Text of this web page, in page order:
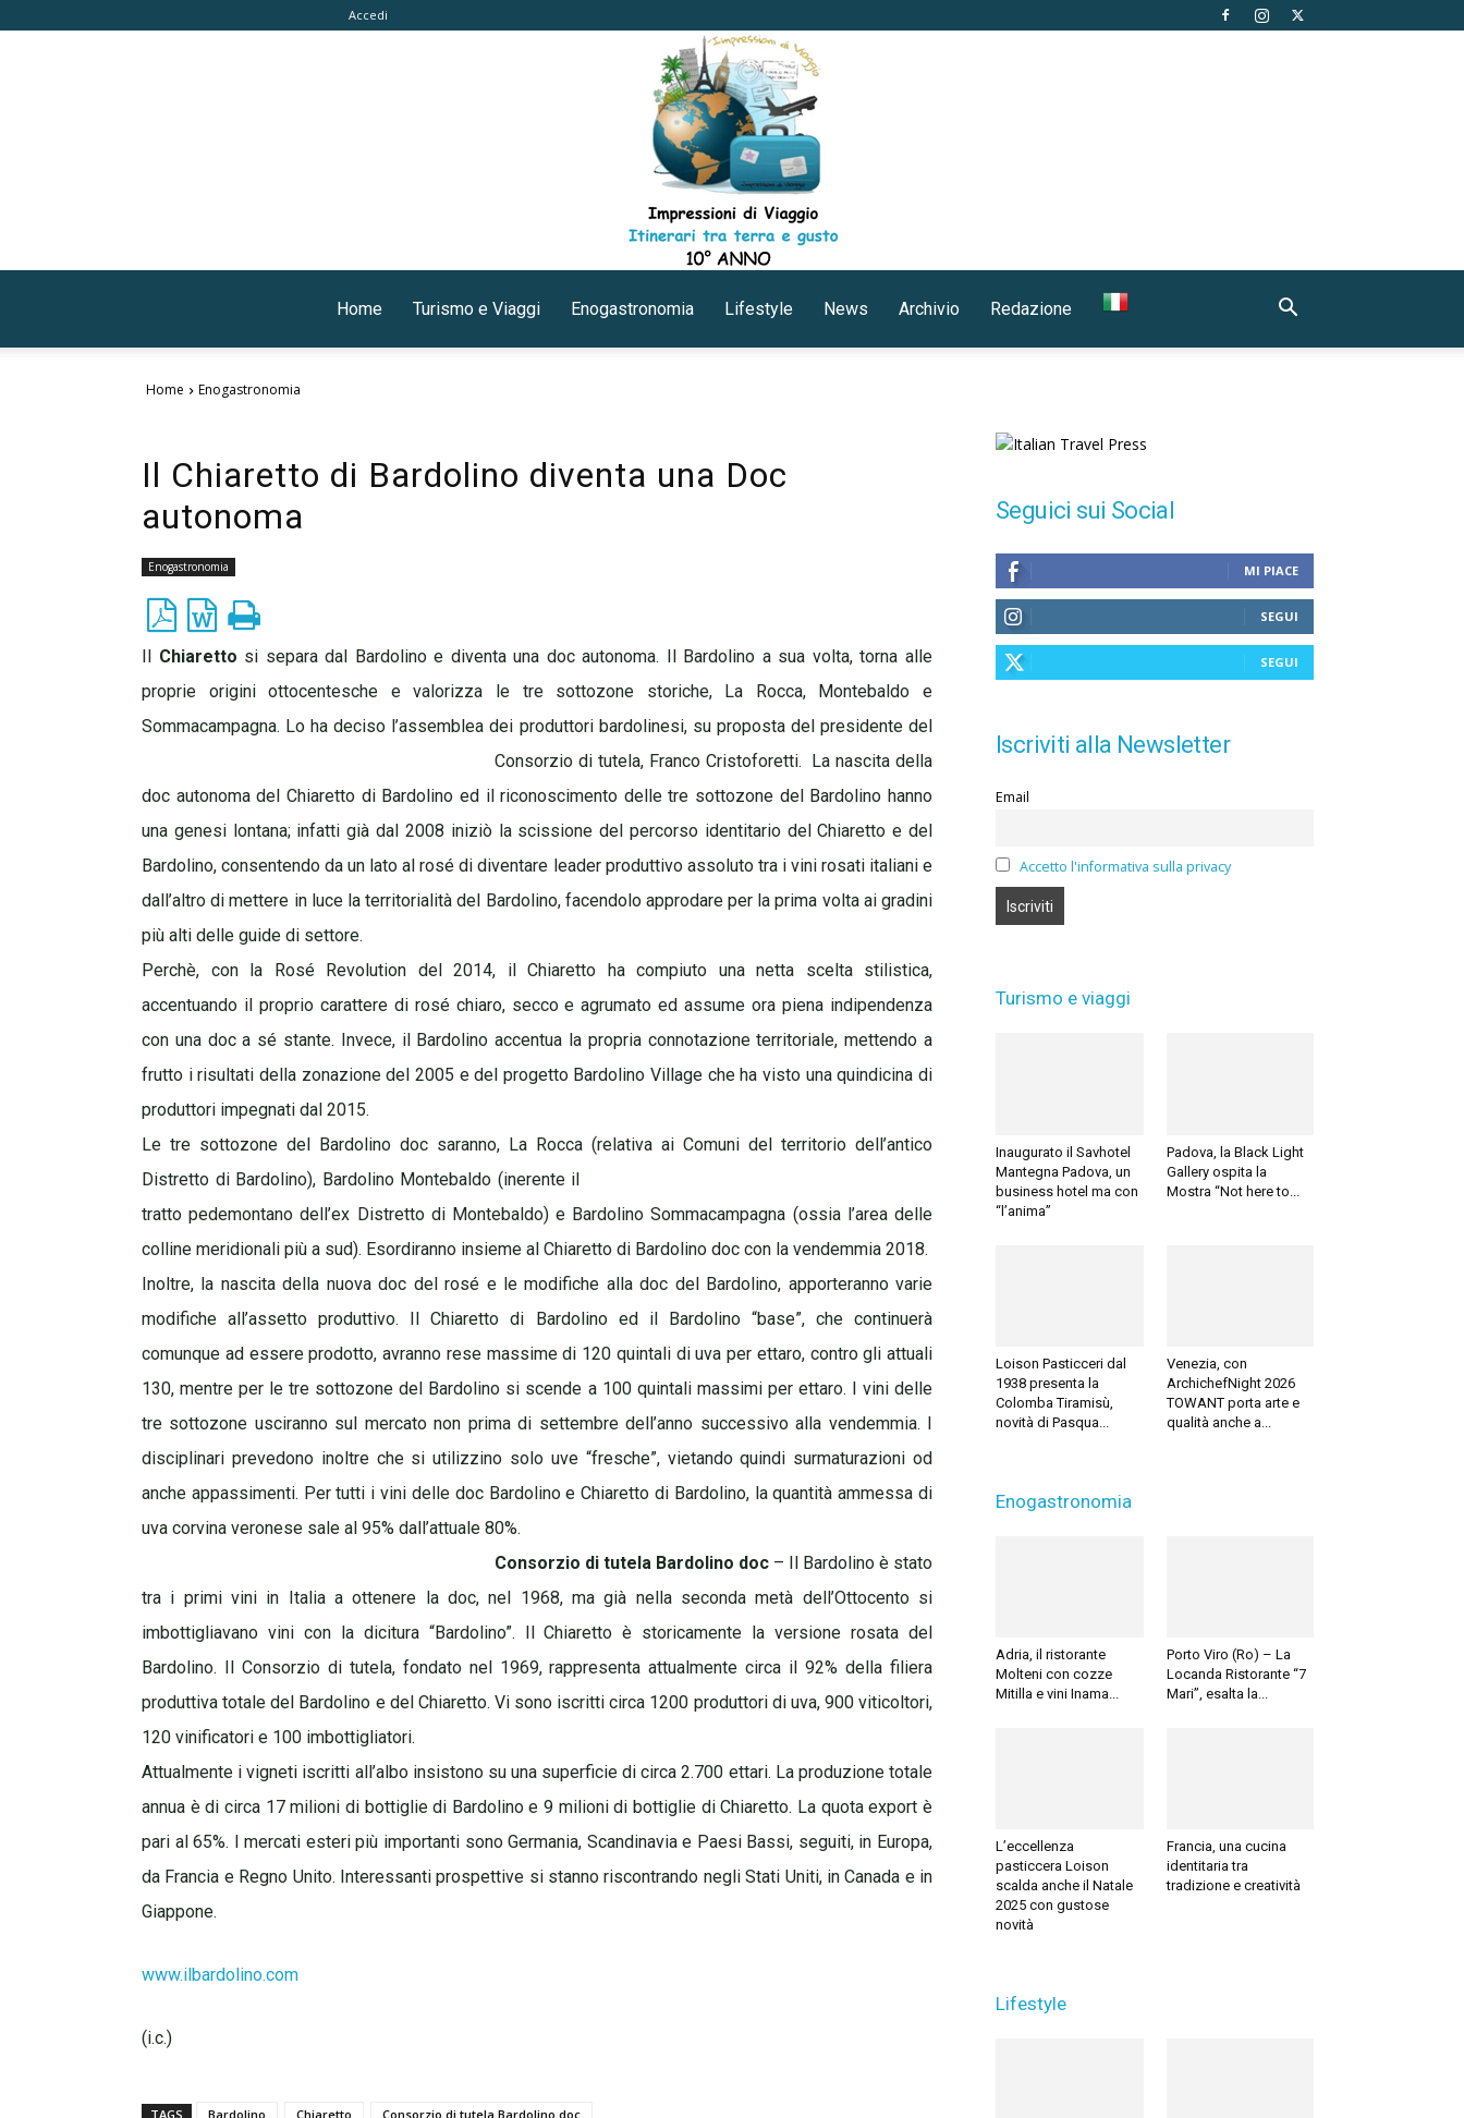
Accedi
di
Home Turismo e Viaggi Enogastronomia Lifestyle News Archivio Redazione
Home Enogastronomia
Il Chiaretto di Bardolino diventa una Doc
autonoma
Enogastronomia
Il Chiaretto si separa dal Bardolino e diventa una doc autonoma. Il Bardolino a sua volta, torna alle
proprie origini ottocentesche e valorizza le tre sottozone storiche, La Rocca, Montebaldo e
Sommacampagna. Lo ha deciso l’assemblea dei produttori bardolinesi, su proposta del presidente del
Consorzio di tutela, Franco Cristoforetti. La nascita della
doc autonoma del Chiaretto di Bardolino ed il riconoscimento delle tre sottozone del Bardolino hanno
una genesi lontana; infatti già dal 2008 iniziò la scissione del percorso identitario del Chiaretto e del
Bardolino, consentendo da un lato al rosé di diventare leader produttivo assoluto tra i vini rosati italiani e
dall’altro di mettere in luce la territorialità del Bardolino, facendolo approdare per la prima volta ai gradini
più alti delle guide di settore.
Perchè, con la Rosé Revolution del 2014, il Chiaretto ha compiuto una netta scelta stilistica,
accentuando il proprio carattere di rosé chiaro, secco e agrumato ed assume ora piena indipendenza
con una doc a sé stante. Invece, il Bardolino accentua la propria connotazione territoriale, mettendo a
frutto i risultati della zonazione del 2005 e del progetto Bardolino Village che ha visto una quindicina di
produttori impegnati dal 2015.
Le tre sottozone del Bardolino doc saranno, La Rocca (relativa ai Comuni del territorio dell’antico
Distretto di Bardolino), Bardolino Montebaldo (inerente il
tratto pedemontano dell’ex Distretto di Montebaldo) e Bardolino Sommacampagna (ossia l’area delle
colline meridionali più a sud). Esordiranno insieme al Chiaretto di Bardolino doc con la vendemmia 2018.
Inoltre, la nascita della nuova doc del rosé e le modifiche alla doc del Bardolino, apporteranno varie
modifiche all’assetto produttivo. Il Chiaretto di Bardolino ed il Bardolino “base”, che continuerà
comunque ad essere prodotto, avranno rese massime di 120 quintali di uva per ettaro, contro gli attuali
130, mentre per le tre sottozone del Bardolino si scende a 100 quintali massimi per ettaro. I vini delle
tre sottozone usciranno sul mercato non prima di settembre dell’anno successivo alla vendemmia. I
disciplinari prevedono inoltre che si utilizzino solo uve “fresche”, vietando quindi surmaturazioni od
anche appassimenti. Per tutti i vini delle doc Bardolino e Chiaretto di Bardolino, la quantità ammessa di
uva corvina veronese sale al 95% dall’attuale 80%.
Consorzio di tutela Bardolino doc – Il Bardolino è stato
tra i primi vini in Italia a ottenere la doc, nel 1968, ma già nella seconda metà dell’Ottocento si
imbottigliavano vini con la dicitura “Bardolino”. Il Chiaretto è storicamente la versione rosata del
Bardolino. Il Consorzio di tutela, fondato nel 1969, rappresenta attualmente circa il 92% della filiera
produttiva totale del Bardolino e del Chiaretto. Vi sono iscritti circa 1200 produttori di uva, 900 viticoltori,
120 vinificatori e 100 imbottigliatori.
Attualmente i vigneti iscritti all’albo insistono su una superficie di circa 2.700 ettari. La produzione totale
annua è di circa 17 milioni di bottiglie di Bardolino e 9 milioni di bottiglie di Chiaretto. La quota export è
pari al 65%. I mercati esteri più importanti sono Germania, Scandinavia e Paesi Bassi, seguiti, in Europa,
da Francia e Regno Unito. Interessanti prospettive si stanno riscontrando negli Stati Uniti, in Canada e in
Giappone.
www.ilbardolino.com
(i.c.)
TAGS Bardolino Chiaretto Consorzio di tutela Bardolino doc
Seguici sui Social
MI PIACE
SEGUI
SEGUI
Iscriviti alla Newsletter
Email
Accetto l'informativa sulla privacy
Turismo e viaggi
Inaugurato il Savhotel
Mantegna Padova, un
business hotel ma con
“l’anima”
Padova, la Black Light
Gallery ospita la
Mostra “Not here to...
Loison Pasticceri dal
1938 presenta la
Colomba Tiramisù,
novità di Pasqua...
Venezia, con
ArchichefNight 2026
TOWANT porta arte e
qualità anche a...
Enogastronomia
Adria, il ristorante
Molteni con cozze
Mitilla e vini Inama...
Porto Viro (Ro) – La
Locanda Ristorante “7
Mari”, esalta la...
L’eccellenza
pasticcera Loison
scalda anche il Natale
2025 con gustose
novità
Francia, una cucina
identitaria tra
tradizione e creatività
Lifestyle